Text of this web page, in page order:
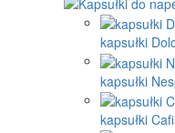
kapsułki
kapsułki
kapsułki